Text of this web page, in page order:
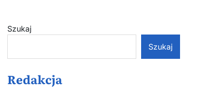
Szukaj
Szukaj
Redakcja